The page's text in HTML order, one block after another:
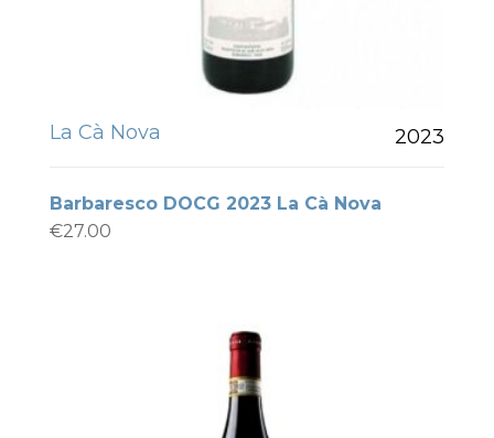
La Cà Nova 2023
Barbaresco DOCG 2023 La Cà Nova
€27.00